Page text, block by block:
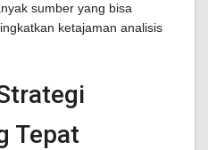
sumber yang bisa
ketajaman analisis
Tepat